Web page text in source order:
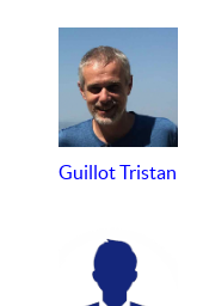
Guillot Tristan